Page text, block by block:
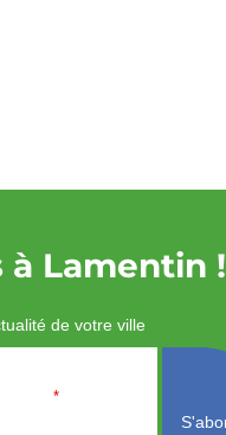
à Lamentin !
de votre ville
*